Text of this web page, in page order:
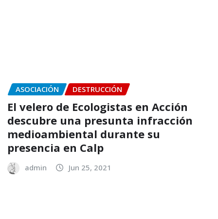
ASOCIACIÓN DESTRUCCIÓN
El velero de Ecologistas en Acción
descubre una presunta infracción
medioambiental durante su
presencia en Calp
admin Jun 25, 2021